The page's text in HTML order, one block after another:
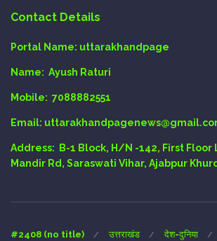
Contact Details
Portal Name: uttarakhandpage
Name: Ayush Raturi
Mobile: 7088882551
Email:
Address:
B-1 Block, H/N -142, First Floor
Mandir Rd, Saraswati Vihar, Ajabpur
#2408 (no title) उत्तराखंड देश-दुनिया